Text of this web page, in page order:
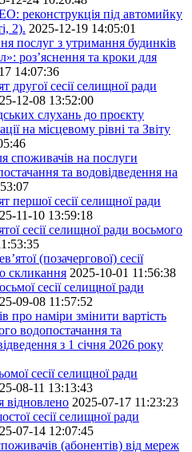
реконструкція під автомийку
2). 2025-12-19 14:05:01
послуг з утримання будинків
роз’яснення та кроки для
14:07:36
другої сесії селищної ради
12-08 13:52:00
слухань до проєкту
на місцевому рівні та Звіту
споживачів на послуги
та водовідведення на
першої сесії селищної ради
11-10 13:59:18
сесії селищної ради восьмого
(позачергової) сесії
скликання 2025-10-01 11:56:38
сесії селищної ради
09-08 11:57:52
про наміри змінити вартість
водопостачання та
з 1 січня 2026 року
сесії селищної ради
08-11 13:13:43
відновлено 2025-07-17 11:23:23
сесії селищної ради
07-14 12:07:45
(абонентів) від мереж